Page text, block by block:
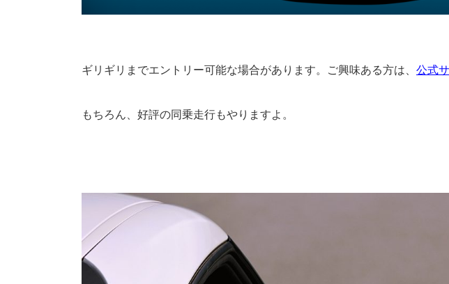
ギリギリまでエントリー可能な場合があります。ご興味ある方は、 公式
もちろん、好評の同乗走行もやりますよ。